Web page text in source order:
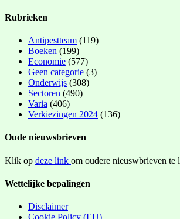
Rubrieken
Antipestteam (119)
Boeken (199)
Economie (577)
Geen categorie (3)
Onderwijs (308)
Sectoren (490)
Varia (406)
Verkiezingen 2024 (136)
Oude nieuwsbrieven
Klik op deze link om oudere nieuswbrieven te
Wettelijke bepalingen
Disclaimer